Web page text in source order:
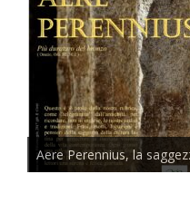
Aere Perennius, la